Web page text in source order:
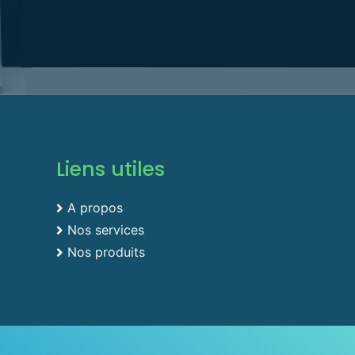
Liens utiles
A propos
Nos services
Nos produits